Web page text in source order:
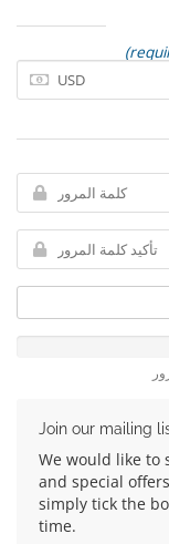
Join our mailing
We would like to
and special
simply tick the
time.